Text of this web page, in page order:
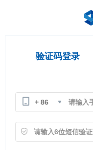
验证码登录
+ 86